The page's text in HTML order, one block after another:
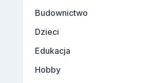
Budownictwo
Dzieci
Edukacja
Hobby